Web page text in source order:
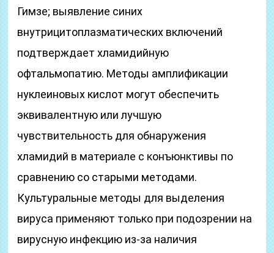
Гимзе; выявление синих
внутрицитоплазматических включений
подтверждает хламидийную
офтальмопатию. Методы амплификации
нуклеиновых кислот могут обеспечить
эквивалентную или лучшую
чувствительность для обнаружения
хламидий в материале с конъюнктивы по
сравнению со старыми методами.
Культуральные методы для выделения
вируса применяют только при подозрении на
вирусную инфекцию из-за наличия